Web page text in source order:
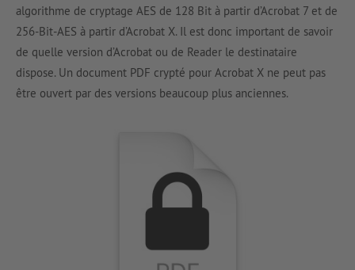
algorithme de cryptage AES de 128 Bit à partir d’Acrobat 7 et de
256-Bit-AES à partir d’Acrobat X. Il est donc important de savoir
de quelle version d’Acrobat ou de Reader le destinataire
dispose. Un document PDF crypté pour Acrobat X ne peut pas
être ouvert par des versions beaucoup plus anciennes.